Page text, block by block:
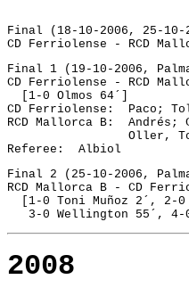
Final (18-10-2006, 25-10-
CD Ferriolense - RCD
Final 1 (19-10-2006,
  [1-0 Olmos 64´]
CD Ferriolense:  Paco;
RCD Mallorca B:
Oller,
Referee:  Albiol
Final 2 (25-10-2006,
[1-0 Toni Muñoz 2´, 2-
3-0 Wellington 55´, 4-
2008